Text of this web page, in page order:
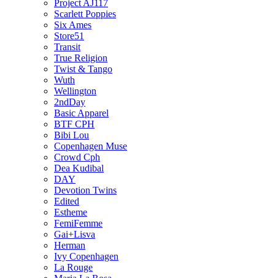
Project AJ117
Scarlett Poppies
Six Ames
Store51
Transit
True Religion
Twist & Tango
Wuth
Wellington
2ndDay
Basic Apparel
BTF CPH
Bibi Lou
Copenhagen Muse
Crowd Cph
Dea Kudibal
DAY
Devotion Twins
Edited
Estheme
FemiFemme
Gai+Lisva
Herman
Ivy Copenhagen
La Rouge